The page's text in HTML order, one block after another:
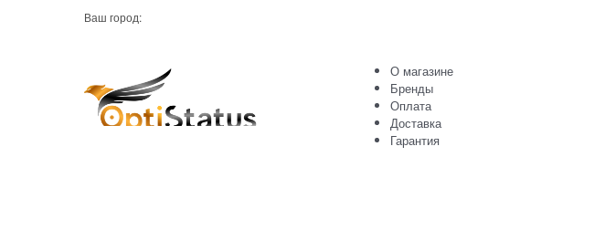
Ваш город:
О магазине
Бренды
Оплата
Доставка
Гарантия